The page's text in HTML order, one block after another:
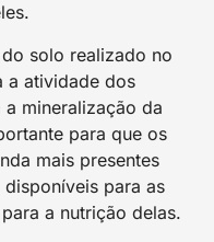
solo realizado no
a atividade dos
mineralização da
para que os
mais presentes
para as
a nutrição delas.